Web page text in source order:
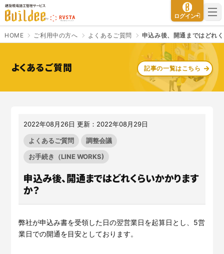
建設現場施工管理サービス Buildee（ビルディー）
ログイン
さよなら、紙マニフェスト 建設現場をICTでスマートに
サービスサイトを見る
入退場も、調整会議も、もっと
ラクに
Buildeeと連携した機器及び
テムを提供するサービスです。
サービスサイトを見る
CO₂排出量を「見える化」して
みる？
の算出・可視化が可能な新しい
サービスサイトを見る
HOME ご利用中の方へ よくあるご質問 申込み後、開通まではどれ
よくあるご質問 記事の一覧はこちら
2022年08月26日 更新：2022年08月29日
よくあるご質問 調整会議
お手続き（LINE WORKS)
申込み後、開通まではどれくらいかかります
か？
弊社が申込み書を受領した日の翌営業日を起算日とし、5営
業日での開通を目安としております。